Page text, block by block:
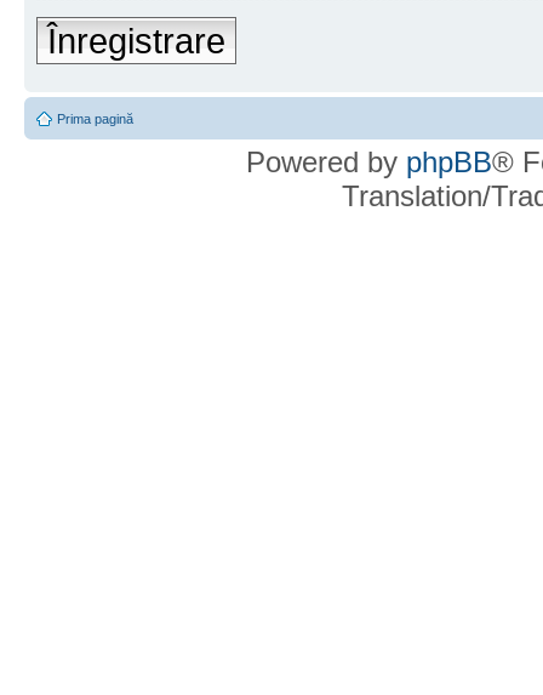
Înregistrare
Prima pagină
Powered by phpBB®
Translation/